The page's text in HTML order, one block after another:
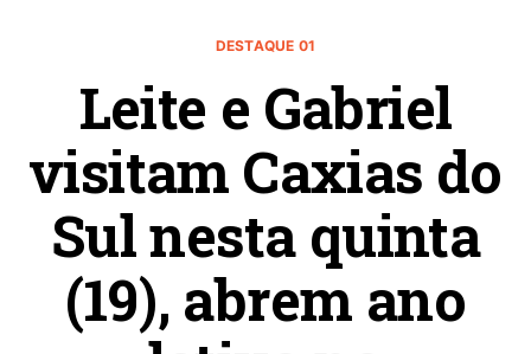
DESTAQUE 01
Leite e Gabriel
visitam Caxias do
Sul nesta quinta
(19), abrem ano